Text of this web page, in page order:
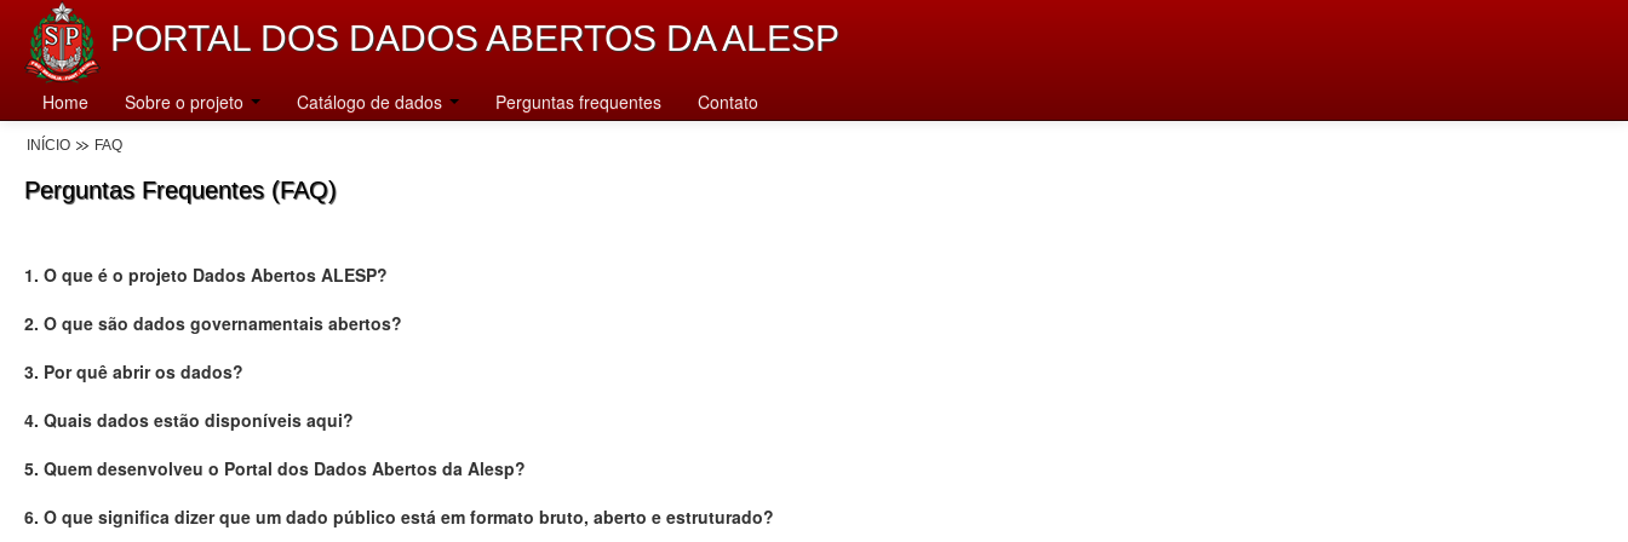
PORTAL DOS DADOS ABERTOS DA ALESP
Home Sobre o projeto Catálogo de dados Perguntas frequentes Contato
INÍCIO FAQ
Perguntas Frequentes (FAQ)
1. O que é o projeto Dados Abertos ALESP?
2. O que são dados governamentais abertos?
3. Por quê abrir os dados?
4. Quais dados estão disponíveis aqui?
5. Quem desenvolveu o Portal dos Dados Abertos da Alesp?
6. O que significa dizer que um dado público está em formato bruto, aberto e estruturado?